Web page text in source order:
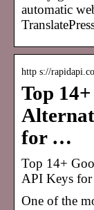
automatic
http s://
Top
for …
Top 14+
API Keys for
One of the